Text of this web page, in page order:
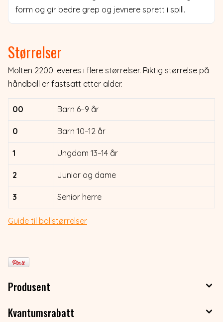
form og gir bedre grep og jevnere sprett i spill.
Størrelser
Molten 2200 leveres i flere størrelser. Riktig størrelse på
håndball er fastsatt etter alder.
00 Barn 6–9 år
0 Barn 10–12 år
1 Ungdom 13–14 år
2 Junior og dame
3 Senior herre
Guide til ballstørrelser
Produsent
Kvantumsrabatt